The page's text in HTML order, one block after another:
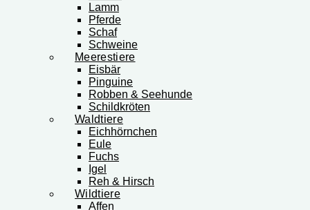
Lamm
Pferde
Schaf
Schweine
Meerestiere
Eisbär
Pinguine
Robben & Seehunde
Schildkröten
Waldtiere
Eichhörnchen
Eule
Fuchs
Igel
Reh & Hirsch
Wildtiere
Affen